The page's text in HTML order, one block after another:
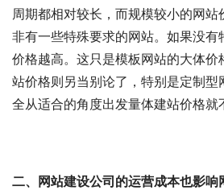
周期都相对较长，而规模较小的网站
非有一些特殊要求的网站。如果没有
价格越高。这只是模板网站的大体价
站价格则另当别论了，特别是定制型
全从适合的角度出发量体建站价格就
二、网站建设公司的运营成本也影响